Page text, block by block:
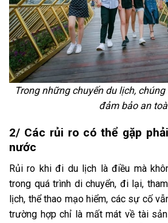
Trong những chuyến du lịch,
đảm bảo an
2/ Các rủi ro có thể gặp
nước
Rủi ro khi đi du lịch là điều mà
trong quá trình di chuyển, đi lại,
lịch, thể thao mạo hiểm, các sự cố
trường hợp chỉ là mất mát về tài